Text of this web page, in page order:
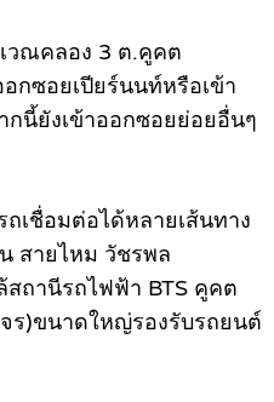
วณคลอง 3 ต.คูคต
กซอยเปียร์นนท์หรือเข้า
นี้ยังเข้าออกซอยย่อยอื่นๆ
เชื่อมต่อได้หลายเส้นทาง
สายไหม วัชรพล
ถานีรถไฟฟ้า BTS คูคต
ร)ขนาดใหญ่รองรับรถยนต์